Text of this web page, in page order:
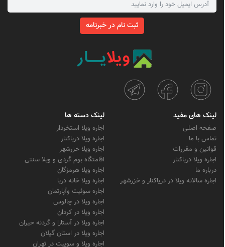
ثبت نام در خبرنامه
لینک های مفید
صفحه اصلی
تماس با ما
قوانین و مقررات
اجاره ویلا دریاکنار
درباره ما
اجاره سالانه ویلا در دریاکنار و خزرشهر
لینک دسته ها
اجاره ویلا استخردار
اجاره ویلا دریاکنار
اجاره ویلا خزرشهر
اقامتگاه بوم گردی و ویلا سنتی
اجاره ویلا هرمزگان
اجاره ویلا خانه دریا
اجاره سوئیت وآپارتمان
اجاره ویلا در چالوس
اجاره ویلا در کردان
اجاره ویلا در آستارا و گردنه حیران
اجاره ویلا در استان گیلان
اجاره ویلا و سوییت در تهران